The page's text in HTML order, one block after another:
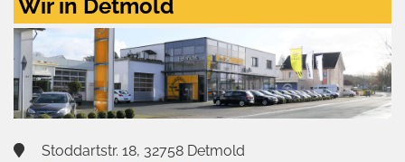
Wir in Detmold
Stoddartstr. 18, 32758 Detmold